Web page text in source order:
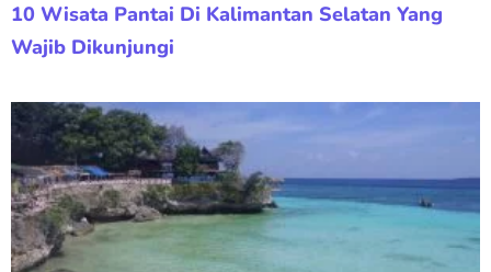
10 Wisata Pantai Di Kalimantan Selatan Yang
Wajib Dikunjungi